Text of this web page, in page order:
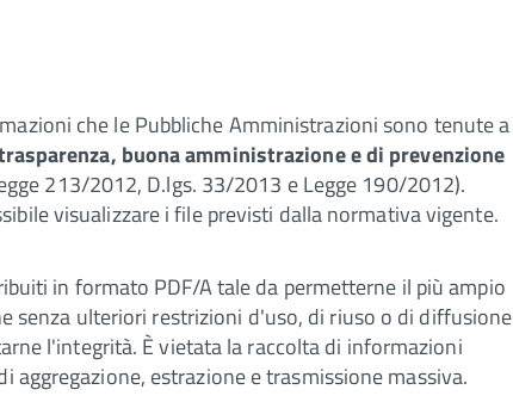
che le Pubbliche Amministrazioni sono tenute a
buona amministrazione e di prevenzione
213/2012, D.lgs. 33/2013 e Legge 190/2012).
visualizzare i file previsti dalla normativa vigente.
in formato PDF/A tale da permetterne il più ampio
senza ulteriori restrizioni d'uso, di riuso o di diffusione
l'integrità. È vietata la raccolta di informazioni
estrazione e trasmissione massiva.